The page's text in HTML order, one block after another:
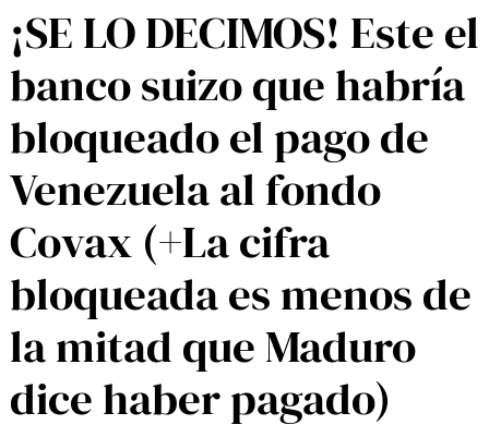
¡SE LO DECIMOS! Este el
banco suizo que habría
bloqueado el pago de
Venezuela al fondo
Covax (+La cifra
bloqueada es menos de
la mitad que Maduro
dice haber pagado)